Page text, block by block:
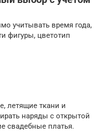
учитывать время года,
фигуры, цветотип
летящие ткани и
наряды с открытой
свадебные платья.